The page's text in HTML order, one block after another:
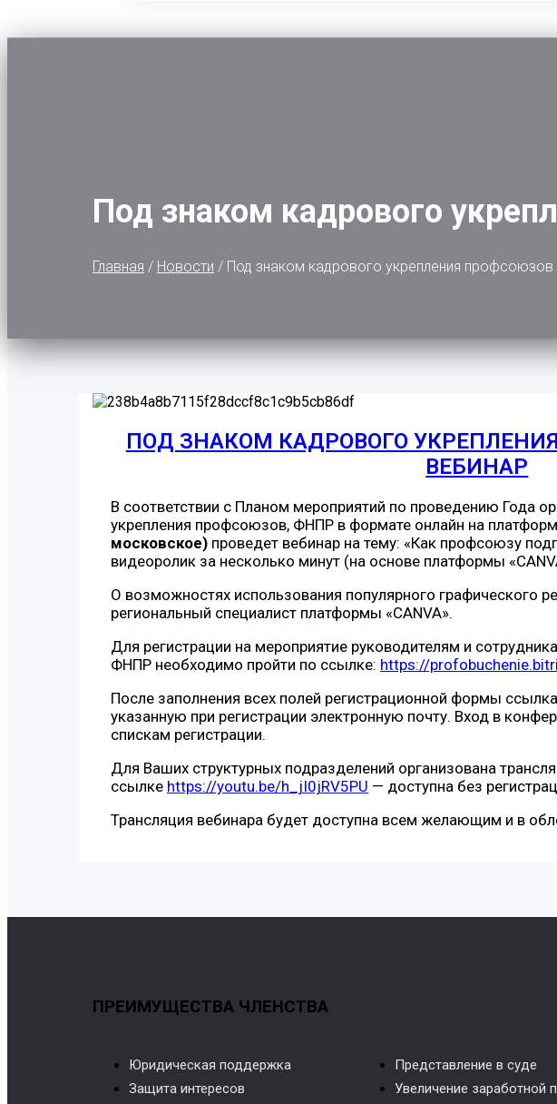
Под знаком кадрового
Главная / Новости / Под знаком кадрового укрепления профсоюзов
ПОД ЗНАКОМ КАДРОВОГО
ВЕБИНАР
В соответствии с Планом мероприятий по проведению Года
укрепления профсоюзов, ФНПР в формате онлайн на
московское) проведет вебинар на тему: «Как профсоюзу
видеоролик за несколько минут (на основе платформы
О возможностях использования популярного графического
региональный специалист платформы «CANVA».
Для регистрации на мероприятие руководителям и
ФНПР необходимо пройти по ссылке: https://
После заполнения всех полей регистрационной формы
указанную при регистрации электронную почту. Вход в
спискам регистрации.
Для Ваших структурных подразделений организована
ссылке https://youtu.be/h_jI0jRV5PU — доступна без
Трансляция вебинара будет доступна всем желающим и в
ПРЕИМУЩЕСТВА ЧЛЕНСТВА
Юридическая поддержка
Защита интересов
Представление в суде
Увеличение заработной